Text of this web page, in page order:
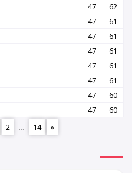
47
62
47
61
47
61
47
61
47
61
47
61
47
60
47
60
2 ... 14 »